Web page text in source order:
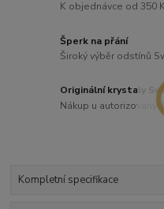
K objednávce od 350
Šperk na přání
Široký výběr odstínů
Originální krystaly
Nákup u
Kompletní specifikace